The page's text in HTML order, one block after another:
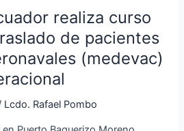
realiza curso
de pacientes
(medevac)
Lcdo. Rafael Pombo